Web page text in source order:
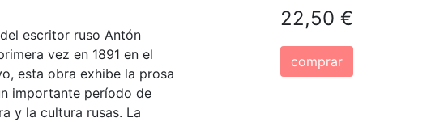
escritor ruso Antón
vez en 1891 en el
esta obra exhibe la prosa
importante período de
y la cultura rusas. La
22,50 €
comprar